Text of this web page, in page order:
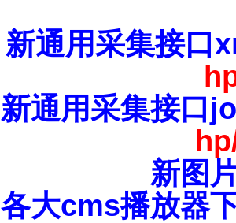
新通用采集接口
新通用采集接口
新图
各大cms播放器